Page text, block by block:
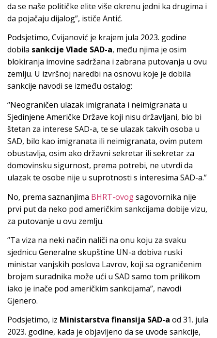
da se naše političke elite više okrenu jedni ka drugima i
da pojačaju dijalog”, ističe Antić.
Podsjetimo, Cvijanović je krajem jula 2023. godine
dobila sankcije Vlade SAD-a, među njima je osim
blokiranja imovine sadržana i zabrana putovanja u ovu
zemlju. U izvršnoj naredbi na osnovu koje je dobila
sankcije navodi se između ostalog:
“Neograničen ulazak imigranata i neimigranata u
Sjedinjene Američke Države koji nisu državljani, bio bi
štetan za interese SAD-a, te se ulazak takvih osoba u
SAD, bilo kao imigranata ili neimigranata, ovim putem
obustavlja, osim ako državni sekretar ili sekretar za
domovinsku sigurnost, prema potrebi, ne utvrdi da
ulazak te osobe nije u suprotnosti s interesima SAD-a.”
No, prema saznanjima BHRT-ovogsagovornika nije
prvi put da neko pod američkim sankcijama dobije vizu,
za putovanje u ovu zemlju.
“Ta viza na neki način naliči na onu koju za svaku
sjednicu Generalne skupštine UN-a dobiva ruski
ministar vanjskih poslova Lavrov, koji sa ograničenim
brojem suradnika može ući u SAD samo tom prilikom
iako je inače pod američkim sankcijama”, navodi
Gjenero.
Podsjetimo, iz Ministarstva finansija SAD-a od 31. jula
2023. godine, kada je objavljeno da se uvode sankcije,